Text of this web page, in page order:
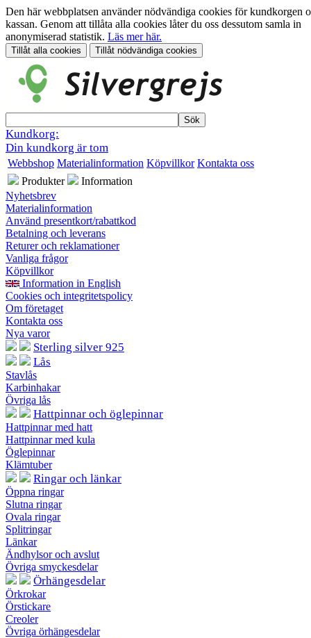
Den här webbplatsen använder nödvändiga cookies för kundkorgen
kassan. Genom att tillåta alla cookies låter du oss dessutom samla in
anonymiserad statistik. Läs mer här.
Kundkorg:
Din kundkorg är tom
Webbshop Materialinformation Köpvillkor Kontakta oss
Produkter
Information
Nyhetsbrev
Materialinformation
Använd presentkort/rabattkod
Betalning och leverans
Returer och reklamationer
Vanliga frågor
Köpvillkor
Information in English
Cookies och integritetspolicy
Om företaget
Kontakta oss
Nya varor
Sterling silver 925
Lås
Stavlås
Karbinhakar
Övriga lås
Hattpinnar och öglepinnar
Hattpinnar med hatt
Hattpinnar med kula
Öglepinnar
Klämtuber
Ringar och länkar
Öppna ringar
Slutna ringar
Ovala ringar
Splitringar
Länkar
Ändhylsor och avslut
Övriga smyckesdelar
Örhängesdelar
Örkrokar
Örstickare
Creoler
Övriga örhängesdelar